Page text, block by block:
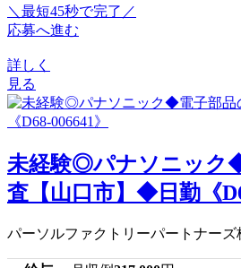
＼最短45秒で完了／
応募へ進む
詳しく
見る
未経験◎パナソニック
査【山口市】◆日勤《
パーソルファクトリーパートナーズ